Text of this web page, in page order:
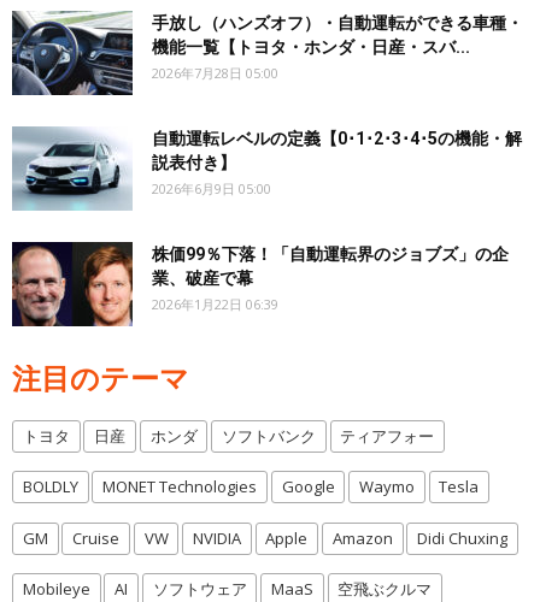
手放し（ハンズオフ）・自動運転ができる車種・
機能一覧【トヨタ・ホンダ・日産・スバ...
2026年7月28日 05:00
自動運転レベルの定義【0･1･2･3･4･5の機能・解
説表付き】
2026年6月9日 05:00
株価99％下落！「自動運転界のジョブズ」の企
業、破産で幕
2026年1月22日 06:39
注目のテーマ
トヨタ 日産 ホンダ ソフトバンク ティアフォー
BOLDLY MONET Technologies Google Waymo Tesla
GM Cruise VW NVIDIA Apple Amazon Didi Chuxing
Mobileye AI ソフトウェア MaaS 空飛ぶクルマ